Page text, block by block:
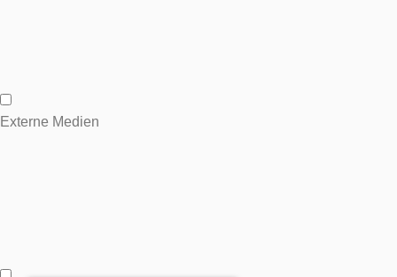
Analytische Cookies
Externe Medien